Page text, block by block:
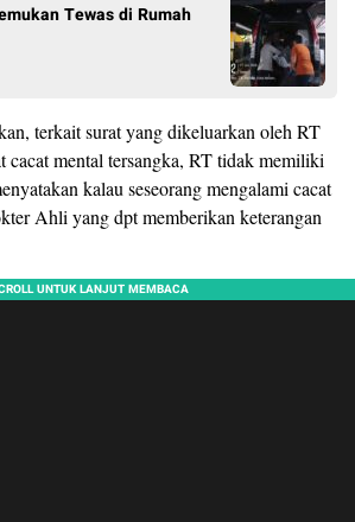
Tewas di Rumah
terkait surat yang dikeluarkan oleh RT
cacat mental tersangka, RT tidak memiliki
kalau seseorang mengalami cacat
Ahli yang dpt memberikan keterangan